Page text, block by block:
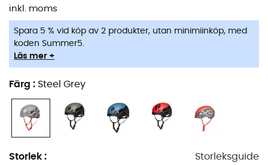
inkl. moms
Spara 5 % vid köp av 2 produkter, utan minimiinköp, med
koden Summer5.
Läs mer +
Färg : Steel Grey
Storlek : Storleksguide